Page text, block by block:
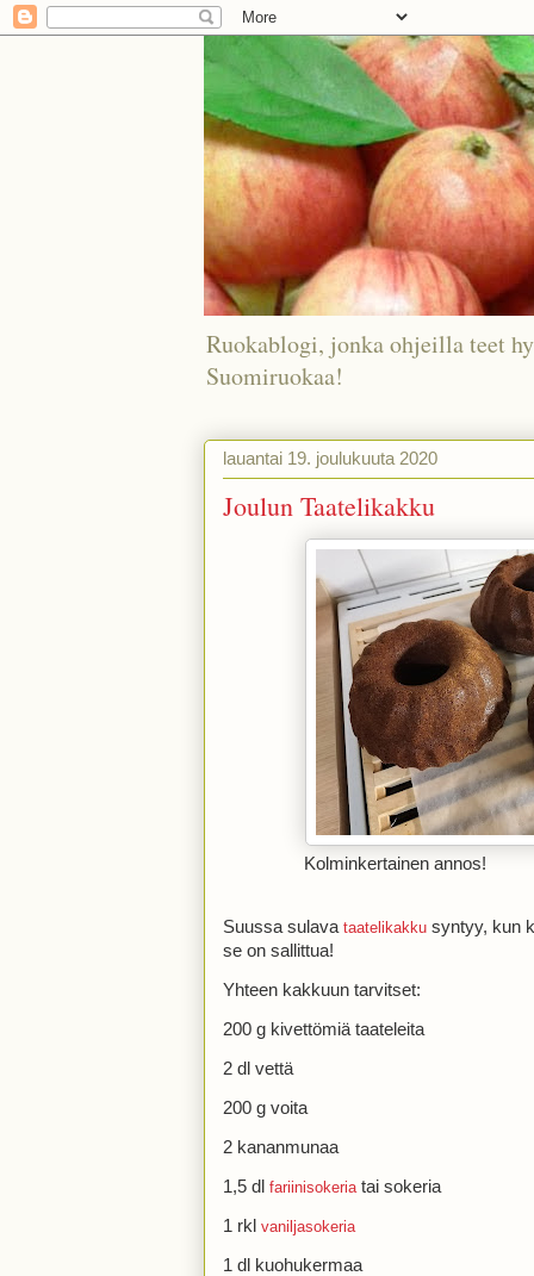
Ruokablogi, jonka ohjeilla teet
Suomiruokaa!
lauantai 19. joulukuuta 2020
Joulun Taatelikakku
Kolminkertainen annos!
Suussa sulava taatelikakku syntyy, kun
se on sallittua!
Yhteen kakkuun tarvitset:
200 g kivettömiä taateleita
2 dl vettä
200 g voita
2 kananmunaa
1,5 dl fariinisokeria tai sokeria
1 rkl vaniljasokeria
1 dl kuohukermaa